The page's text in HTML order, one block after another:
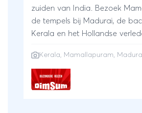
zuiden van India. Bezoek
de tempels bij Madurai, de
Kerala en het Hollandse
Kerala , Mamallapuram,